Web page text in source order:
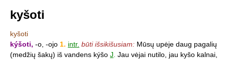
kyšoti
kyšoti
kýšoti, -o, -ojo 1. intr. būti išsikišusiam: Mūsų upėje daug pagalių
(medžių šakų) iš vandens kýšo J Jau vėjai nutilo, jau kyšo kalnai,